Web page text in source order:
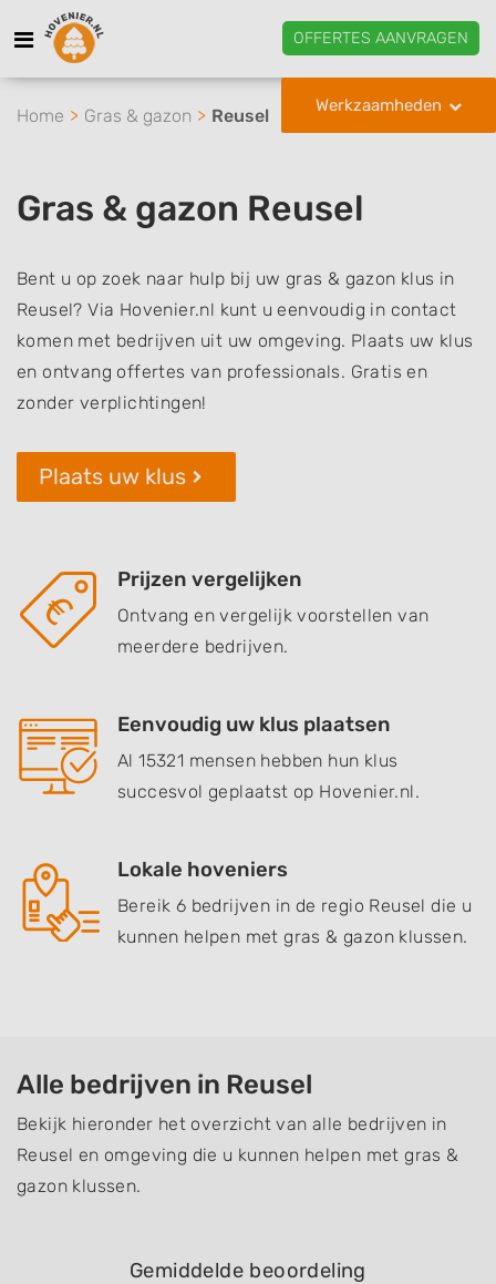
OFFERTES AANVRAGEN
Werkzaamheden
Home Gras & gazon Reusel
Gras & gazon Reusel
Bent u op zoek naar hulp bij uw gras & gazon klus in
Reusel? Via Hovenier.nl kunt u eenvoudig in contact
komen met bedrijven uit uw omgeving. Plaats uw klus
en ontvang offertes van professionals. Gratis en
zonder verplichtingen!
Plaats uw klus
Prijzen vergelijken
Ontvang en vergelijk voorstellen van
meerdere bedrijven.
Eenvoudig uw klus plaatsen
Al 15321 mensen hebben hun klus
succesvol geplaatst op Hovenier.nl.
Lokale hoveniers
Bereik 6 bedrijven in de regio Reusel die u
kunnen helpen met gras & gazon klussen.
Alle bedrijven in Reusel
Bekijk hieronder het overzicht van alle bedrijven in
Reusel en omgeving die u kunnen helpen met gras &
gazon klussen.
Gemiddelde beoordeling